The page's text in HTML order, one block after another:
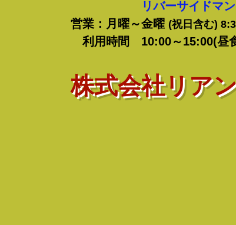
リバーサイドマンシ
営業：月曜～金曜 (祝日含む)
利用時間 10:00～15:00(昼
株式会社リア